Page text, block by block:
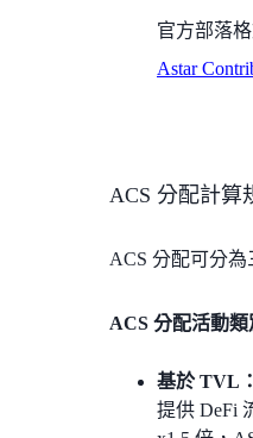
官方部落格
Astar
ACS 分配計算
ACS 分配可分為
ACS 分配活動類
基於 TVL
提供 DeFi